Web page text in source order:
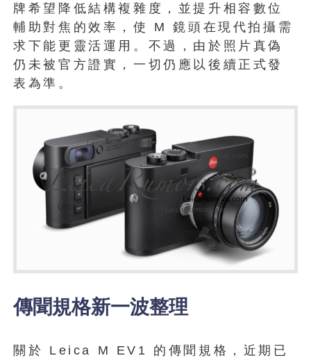
牌希望降低結構複雜度，並提升相容數位
輔助對焦的效率，使 M 鏡頭在現代拍攝需
求下能更靈活運用。不過，由於照片真偽
仍未被官方證實，一切仍應以後續正式發
表為準。
傳聞規格新一波整理
關於 Leica M EV1 的傳聞規格，近期已